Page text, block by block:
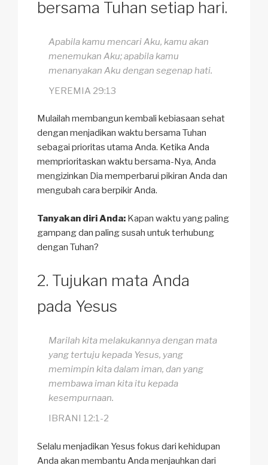
bersama Tuhan setiap hari.
Apabila kamu mencari Aku, kamu akan
menemukan Aku; apabila kamu
menanyakan Aku dengan segenap hati.
YEREMIA 29:13
Mulailah membangun kembali kebiasaan sehat
dengan menjadikan waktu bersama Tuhan
sebagai prioritas utama Anda. Ketika Anda
memprioritaskan waktu bersama-Nya, Anda
mengizinkan Dia memperbarui pikiran Anda dan
mengubah cara berpikir Anda.
Tanyakan diri Anda: Kapan waktu yang paling
gampang dan paling susah untuk terhubung
dengan Tuhan?
Tujukan mata Anda
pada Yesus
Marilah kita melakukannya dengan mata
yang tertuju kepada Yesus, yang
memimpin kita dalam iman, dan yang
membawa iman kita itu kepada
kesempurnaan.
IBRANI 12:1-2
Selalu menjadikan Yesus fokus dari kehidupan
Anda akan membantu Anda menjauhkan dari